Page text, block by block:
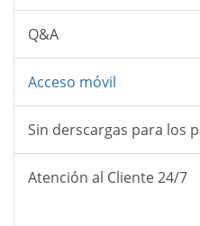
Q&A
Acceso móvil
Sin derscargas para los
Atención al Cliente 24/7